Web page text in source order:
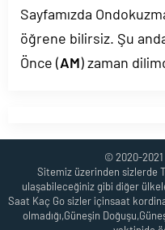
Sayfamızda
öğrene bilirsiz. Şu
Önce (AM) zaman
© 2020-2021
Sitemiz üzerinden sizlerde
ulaşabileceğiniz gibi diğer
Saat Kaç Go sizler içinsaat
olmadığı,Güneşin